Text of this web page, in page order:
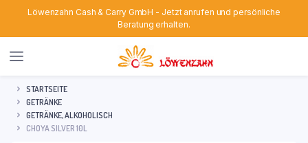
Löwenzahn Cash & Carry GmbH - Jetzt anrufen und persönliche
Beratung erhalten.
STARTSEITE
GETRÄNKE
GETRÄNKE, ALKOHOLISCH
CHOYA SILVER 10L